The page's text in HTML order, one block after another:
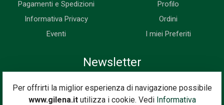
Per offrirti la miglior esperienza di navigazione possibile
www.gilena.itutilizza i cookie. Vedi Informativa
Pagamenti e Spedizioni
Informativa Privacy
Eventi
Profilo
Ordini
I miei Preferiti
Newsletter
Iscriviti subito alla nostra newsletter. Riceverai prima di tutti le
novità, le offerte, i prossimi eventi...